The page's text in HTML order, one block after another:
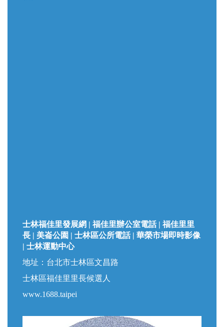
士林福佳里發展網 | 福佳里辦公室電話 | 福佳里里
長 | 美崙公園 | 士林區公所電話 | 華榮市場即時影像
| 士林運動中心
地址：台北市士林區文昌路
士林區福佳里里長候選人
www.1688.taipei